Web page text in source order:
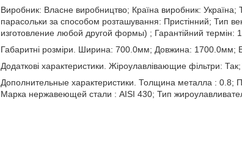
Виробник: Власне виробництво; Країна виробник: Україна;
парасольки за способом розташування: Пристінний; Тип
изготовление любой другой формы) ; Гарантійний термін:
Габаритні розміри. Ширина: 700.0мм; Довжина: 1700.0мм;
Додаткові характеристики. Жіроулавлівающие фільтри:
Дополнительные характеристики. Толщина металла : 0.8;
Марка нержавеющей стали : AISI 430; Тип